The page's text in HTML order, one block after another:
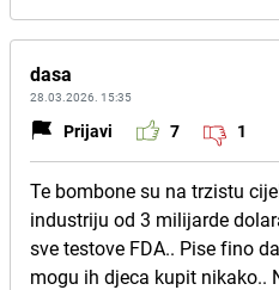
dasa
28.03.2026. 15:35
Prijavi 7 1
Te bombone su na trzistu
industriju od 3 milijarde
sve testove FDA.. Pise fino
mogu ih djeca kupit nikako..